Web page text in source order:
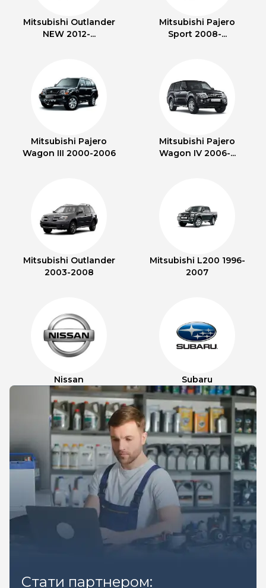
Mitsubishi Outlander
NEW 2012-...
Mitsubishi Pajero
Sport 2008-...
Mitsubishi Pajero
Wagon III 2000-2006
Mitsubishi Pajero
Wagon IV 2006-...
Mitsubishi Outlander
2003-2008
Mitsubishi L200 1996-
2007
Nissan Subaru
Стати партнером: